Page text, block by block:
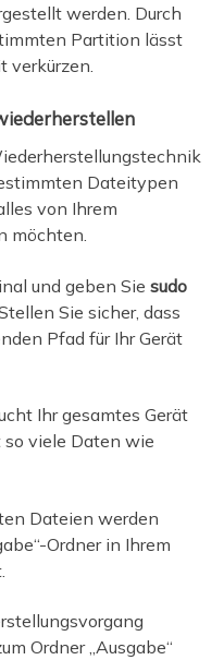
werden. Durch
Partition lässt
verkürzen.
Dateitypen
von Ihrem
möchten.
und geben Sie sudo
Sie sicher, dass
Pfad für Ihr Gerät
Ihr gesamtes Gerät
viele Daten wie
Dateien werden
Ordner in Ihrem
Ordner „Ausgabe“